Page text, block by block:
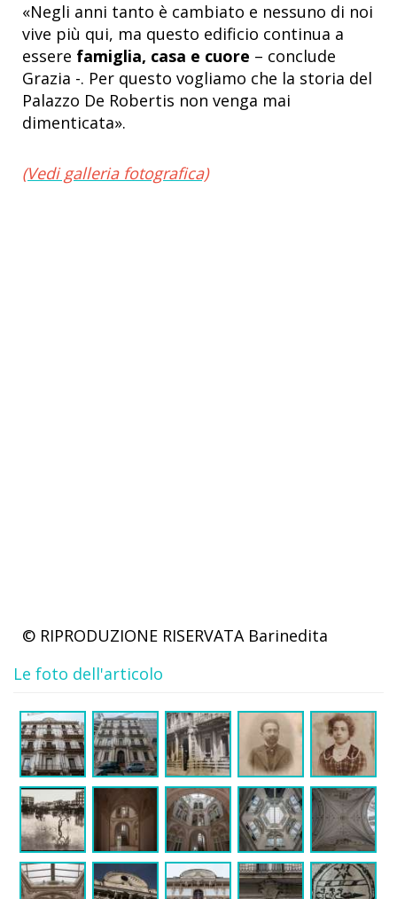
«Negli anni tanto è cambiato e nessuno di noi
vive più qui, ma questo edificio continua a
essere famiglia, casa e cuore – conclude
Grazia -. Per questo vogliamo che la storia del
Palazzo De Robertis non venga mai
dimenticata».
(Vedi galleria fotografica)
© RIPRODUZIONE RISERVATA Barinedita
Le foto dell'articolo